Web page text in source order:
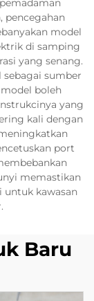
pencegahan
model
di samping
yang senang.
sumber
boleh
yang
kali dengan
port
memastikan
untuk kawasan
Baru